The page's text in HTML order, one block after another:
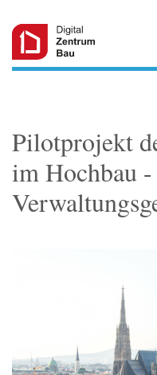
Pilotprojekt
im Hochbau -